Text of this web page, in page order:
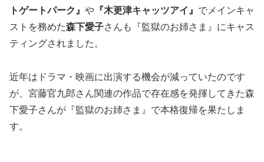
トゲートパーク』 や 『木更津キャッツアイ』 でメインキャ
ストを務めた森下愛子さんも『監獄のお姉さま』にキャス
ティングされました。
近年はドラマ・映画に出演する機会が減っていたのです
が、宮藤官九郎さん関連の作品で存在感を発揮してきた森
下愛子さんが『監獄のお姉さま』で本格復帰を果たしま
す。